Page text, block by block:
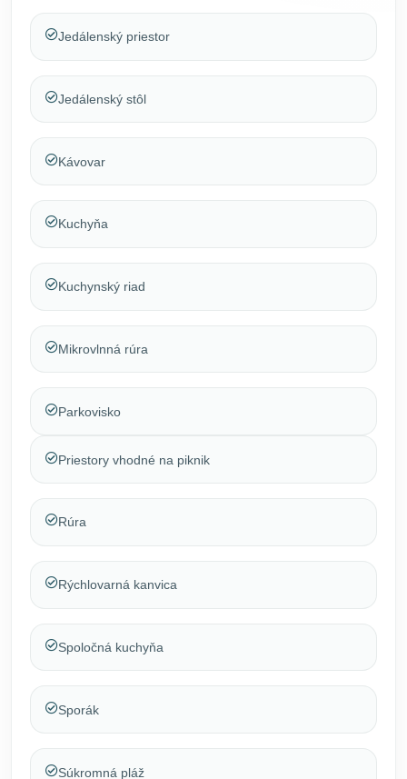
Jedálenský priestor
Jedálenský stôl
Kávovar
Kuchyňa
Kuchynský riad
Mikrovlnná rúra
Parkovisko
Priestory vhodné na piknik
Rúra
Rýchlovarná kanvica
Spoločná kuchyňa
Sporák
Súkromná pláž